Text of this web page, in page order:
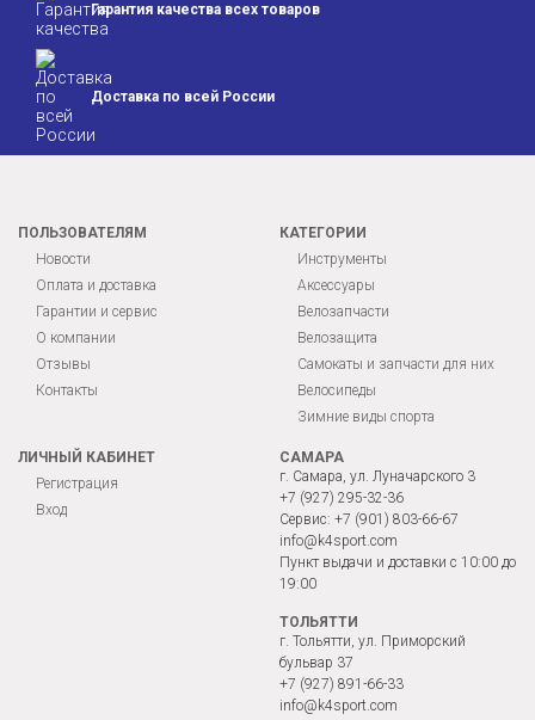
Гарантия качества всех товаров
Доставка по всей России
ПОЛЬЗОВАТЕЛЯМ
Новости
Оплата и доставка
Гарантии и сервис
О компании
Отзывы
Контакты
КАТЕГОРИИ
Инструменты
Аксессуары
Велозапчасти
Велозащита
Самокаты и запчасти для них
Велосипеды
Зимние виды спорта
ЛИЧНЫЙ КАБИНЕТ
Регистрация
Вход
САМАРА
г. Самара, ул. Луначарского 3
+7 (927) 295-32-36
Сервис: +7 (901) 803-66-67
info@k4sport.com
Пункт выдачи и доставки с 10:00 до
19:00
ТОЛЬЯТТИ
г. Тольятти, ул. Приморский
бульвар 37
+7 (927) 891-66-33
info@k4sport.com